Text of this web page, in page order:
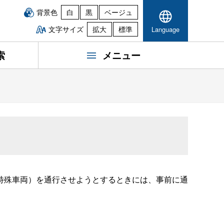
背景色 白 黒
ベージュ
文字サイズ
拡大 標準 Language
メニュー
殊車両）を通行させようとするときには、事前に通